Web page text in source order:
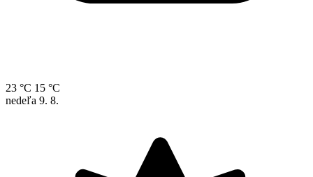
23 °C 15 °C
nedeľa 9. 8.